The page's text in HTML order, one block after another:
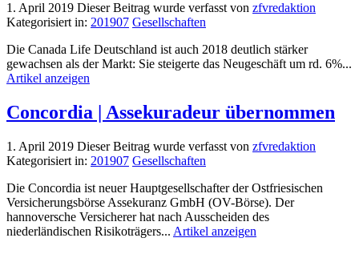
1. April 2019 Dieser Beitrag wurde verfasst von zfvredaktion
Kategorisiert in: 201907 Gesellschaften
Die Canada Life Deutschland ist auch 2018 deutlich stärker
gewachsen als der Markt: Sie steigerte das Neugeschäft um rd. 6%...
Artikel anzeigen
Concordia | Assekuradeur übernommen
1. April 2019 Dieser Beitrag wurde verfasst von zfvredaktion
Kategorisiert in: 201907 Gesellschaften
Die Concordia ist neuer Hauptgesellschafter der Ostfriesischen
Versicherungsbörse Assekuranz GmbH (OV-Börse). Der
hannoversche Versicherer hat nach Ausscheiden des
niederländischen Risikoträgers... Artikel anzeigen